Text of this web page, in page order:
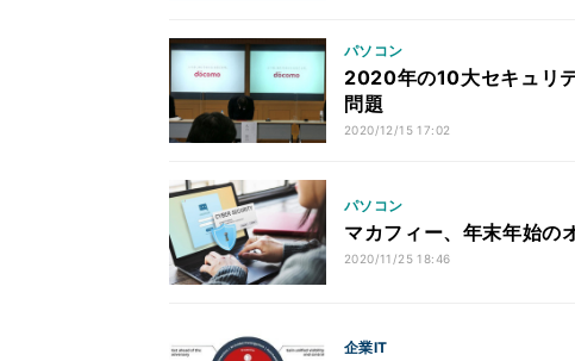
パソコン
2020年の10大セキュリ
問題
2020/12/15 17:02
パソコン
マカフィー、年末年始の
2020/11/25 18:46
企業IT